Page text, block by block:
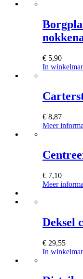
€ 5,90
In
€ 8,87
Meer
€ 7,10
Meer
Deksel
€ 29,55
In